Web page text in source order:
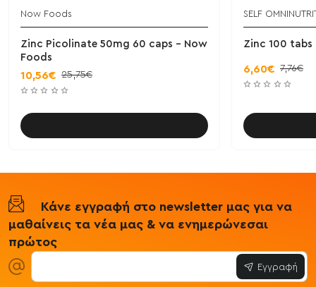
Now Foods
Zinc Picolinate 50mg 60 caps - Now
Foods
10,56€ 25,75€
SELF
Zinc 100
6,60€ 7,76€
Κάνε εγγραφή στο newsletter μας για να
μαθαίνεις τα νέα μας & να ενημερώνεσαι
πρώτος
Εγγραφή